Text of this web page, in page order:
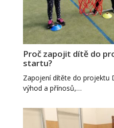
Proč zapojit dítě do
startu?
Zapojení dítěte do projektu
výhod a přínosů,…